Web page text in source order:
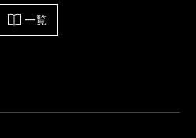
一覧